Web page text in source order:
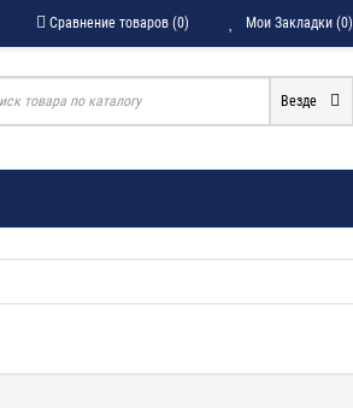
Мои Закладки (0)
Сравнение товаров (0)
Везде